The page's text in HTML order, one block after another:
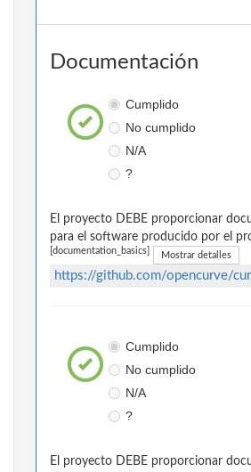
Documentación
Cumplido
No cumplido
N/A
?
El proyecto DEBE proporcionar
para el software producido por el
[documentation_basics] Mostrar detalles
https://github.com/opencurve/
Cumplido
No cumplido
N/A
?
El proyecto DEBE proporcionar